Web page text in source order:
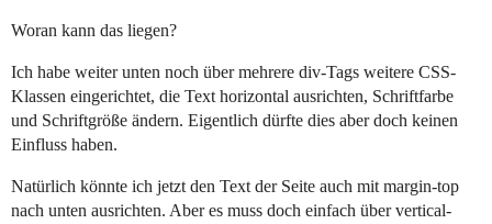
Woran kann das liegen?
Ich habe weiter unten noch über mehrere div-Tags weitere CSS-
Klassen eingerichtet, die Text horizontal ausrichten, Schriftfarbe
und Schriftgröße ändern. Eigentlich dürfte dies aber doch keinen
Einfluss haben.
Natürlich könnte ich jetzt den Text der Seite auch mit margin-top
nach unten ausrichten. Aber es muss doch einfach über vertical-